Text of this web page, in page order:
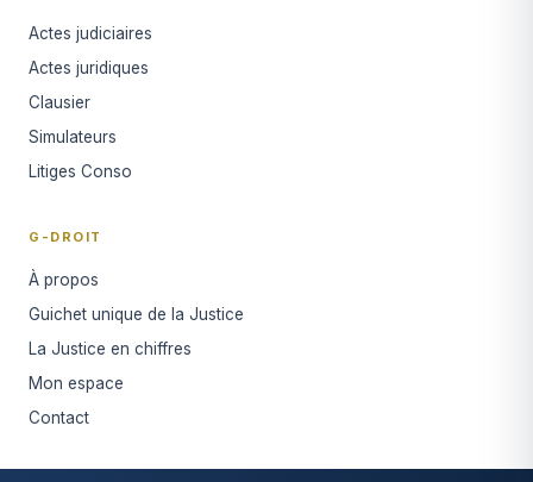
Actes judiciaires
Actes juridiques
Clausier
Simulateurs
Litiges Conso
G-DROIT
À propos
Guichet unique de la Justice
La Justice en chiffres
Mon espace
Contact